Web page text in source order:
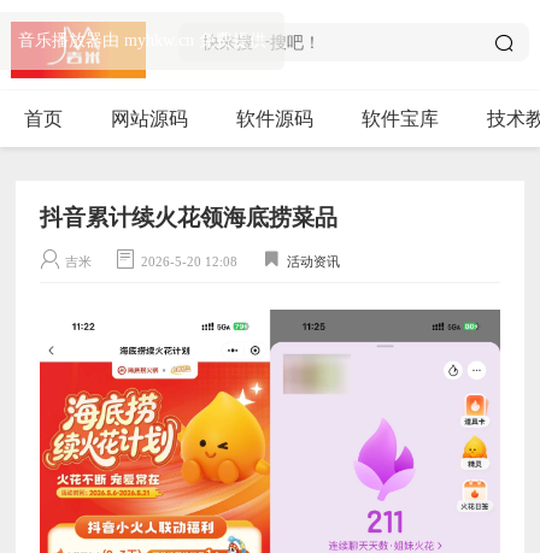
首页 网站源码 软件源码 软件宝库 技术
抖音累计续火花领海底捞菜品
吉米 2026-5-20 12:08 活动资讯
音乐播放器由 myhkw.cn 免费提供